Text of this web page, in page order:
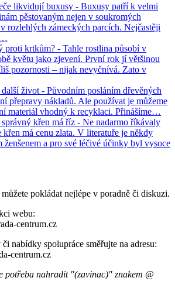
likvidují buxusy - Buxusy patří k velmi
pěstovaným nejen v soukromých
rozlehlých zámeckých parcích. Nejčastěji
proti krtkům? - Tahle rostlina působí v
květu jako zjevení. První rok jí většinou
pozornosti – nijak nevyčnívá. Zato v
další život - Původním posláním dřevěných
přepravy nákladů. Ale používat je můžeme
materiál vhodný k recyklaci. Přinášíme…
křen má říz - Ne nadarmo říkávaly
křen má cenu zlata. V literatuře je někdy
ženšenem a pro své léčivé účinky byl vysoce
pokládat nejlépe v poradně či diskuzi.
webu:
centrum.cz
nabídky spolupráce směřujte na adresu:
centrum.cz
potřeba nahradit "(zavinac)" znakem @